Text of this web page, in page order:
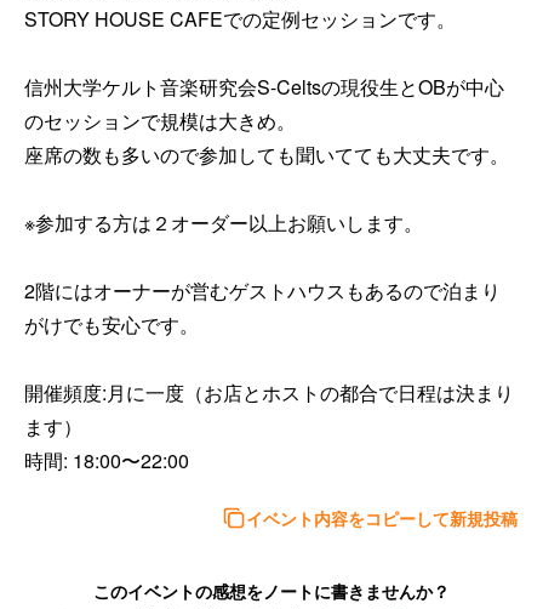
STORY HOUSE CAFEでの定例セッションです。
信州大学ケルト音楽研究会S-Celtsの現役生とOBが中心
のセッションで規模は大きめ。
座席の数も多いので参加しても聞いてても大丈夫です。
※参加する方は２オーダー以上お願いします。
2階にはオーナーが営むゲストハウスもあるので泊まり
がけでも安心です。
開催頻度:月に一度（お店とホストの都合で日程は決まり
ます）
時間: 18:00〜22:00
イベント内容をコピーして新規投稿
このイベントの感想をノートに書きませんか？